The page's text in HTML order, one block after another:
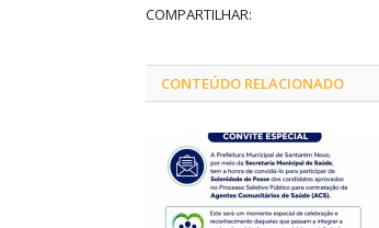
COMPARTILHAR:
CONTEÚDO RELACIONADO